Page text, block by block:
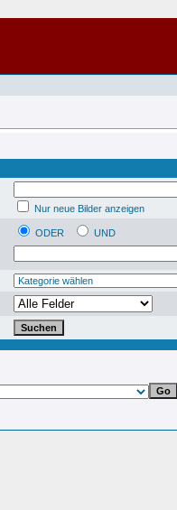
Nur neue Bilder anzeigen
ODER
UND